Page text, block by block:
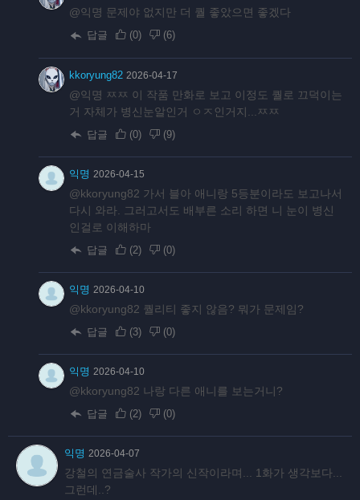
@익명 문제야 없지만 더 퀄 좋았으면 좋겠다
답글 (0) (6)
kkoryung82 2026-04-17
@익명 ㅉㅉ 이 작품 만화로 보고 이정도 퀄로 끄덕이는
거 자체가 병신눈알인거 ㅇㅈ인거지...ㅉㅉ
답글 (0) (9)
익명 2026-04-15
@kkoryung82 가서 블아 애니랑 5등분이라도 보고나서
다시 와라. 그러고서도 배부른 소리 하면 니 눈이 병신
인걸로 이해하마
답글 (2) (0)
익명 2026-04-10
@kkoryung82 퀄리티 좋지 않음? 뭐가 문제임?
답글 (3) (0)
익명 2026-04-10
@kkoryung82 나랑 다른 애니를 보는거니?
답글 (2) (0)
익명 2026-04-07
강철의 연금술사 작가의 신작이라며... 1화가 생각보다...
그런데..?